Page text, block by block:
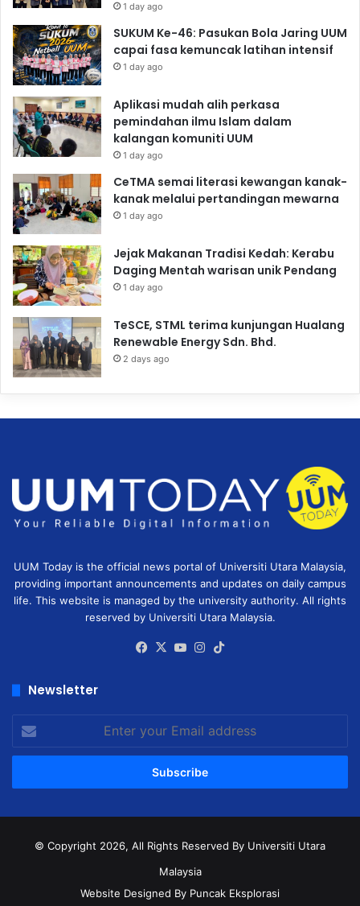
1 day ago
SUKUM Ke-46: Pasukan Bola Jaring UUM
capai fasa kemuncak latihan intensif
1 day ago
Aplikasi mudah alih perkasa
pemindahan ilmu Islam dalam
kalangan komuniti UUM
1 day ago
CeTMA semai literasi kewangan kanak-
kanak melalui pertandingan mewarna
1 day ago
Jejak Makanan Tradisi Kedah: Kerabu
Daging Mentah warisan unik Pendang
1 day ago
TeSCE, STML terima kunjungan Hualang
Renewable Energy Sdn. Bhd.
2 days ago
UUM Today is the official news portal of Universiti Utara Malaysia,
providing important announcements and updates on daily campus
life. This website is managed by the university authority. All rights
reserved by Universiti Utara Malaysia.
Facebook
X YouTubeInstagram
Newsletter
Enter
your
Email
© Copyright 2026, All Rights Reserved By Universiti Utara
Malaysia
Website Designed By Puncak Eksplorasi